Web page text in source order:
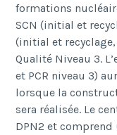
formations
SCN (initial et
(initial et recyclage,
Qualité Niveau 3.
et PCR niveau 3)
lorsque la
sera réalisée. Le
DPN2 et comprend